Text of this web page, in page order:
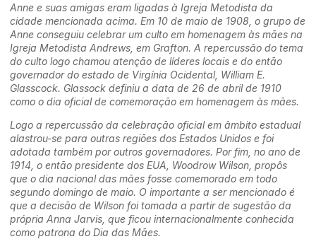
Anne e suas amigas eram ligadas à Igreja Metodista da
cidade mencionada acima. Em 10 de maio de 1908, o grupo de
Anne conseguiu celebrar um culto em homenagem às mães na
Igreja Metodista Andrews, em Grafton. A repercussão do tema
do culto logo chamou atenção de líderes locais e do então
governador do estado de Virgínia Ocidental, William E.
Glasscock. Glassock definiu a data de 26 de abril de 1910
como o dia oficial de comemoração em homenagem às mães.
Logo a repercussão da celebração oficial em âmbito estadual
alastrou-se para outras regiões dos Estados Unidos e foi
adotada também por outros governadores. Por fim, no ano de
1914, o então presidente dos EUA, Woodrow Wilson, propôs
que o dia nacional das mães fosse comemorado em todo
segundo domingo de maio. O importante a ser mencionado é
que a decisão de Wilson foi tomada a partir de sugestão da
própria Anna Jarvis, que ficou internacionalmente conhecida
como patrona do Dia das Mães.